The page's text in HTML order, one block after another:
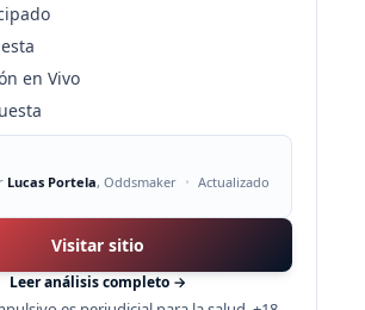
en Vivo
Lucas Portela, Oddsmaker • Actualizado
Visitar sitio
Leer análisis completo →